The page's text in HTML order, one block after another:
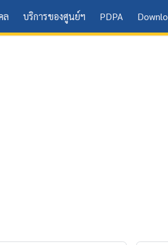
ล บริการของศูนย์ฯ PDPA